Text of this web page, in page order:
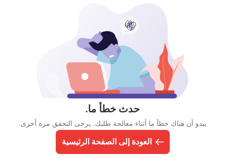
حدث خطأ ما.
يبدو أن هناك خطأ ما أثناء معالجة طلبك. يرجى التحقق مرة أخرى.
العودة إلى الصفحة الرئيسية